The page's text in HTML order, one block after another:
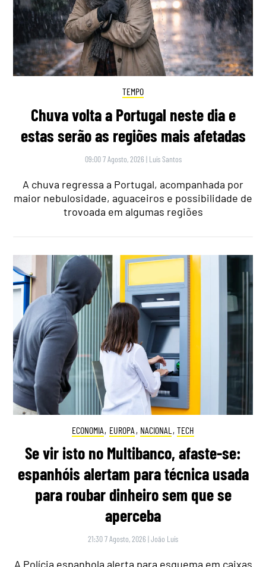
TEMPO
Chuva volta a Portugal neste dia e
estas serão as regiões mais afetadas
09:00 7 Agosto, 2026 | Luís Santos
A chuva regressa a Portugal, acompanhada por
maior nebulosidade, aguaceiros e possibilidade de
trovoada em algumas regiões
ECONOMIA, EUROPA , NACIONAL , TECH
Se vir isto no Multibanco, afaste-se:
espanhóis alertam para técnica usada
para roubar dinheiro sem que se
aperceba
21:30 7 Agosto, 2026 |João Luís
A Polícia espanhola alerta para esquema em caixas